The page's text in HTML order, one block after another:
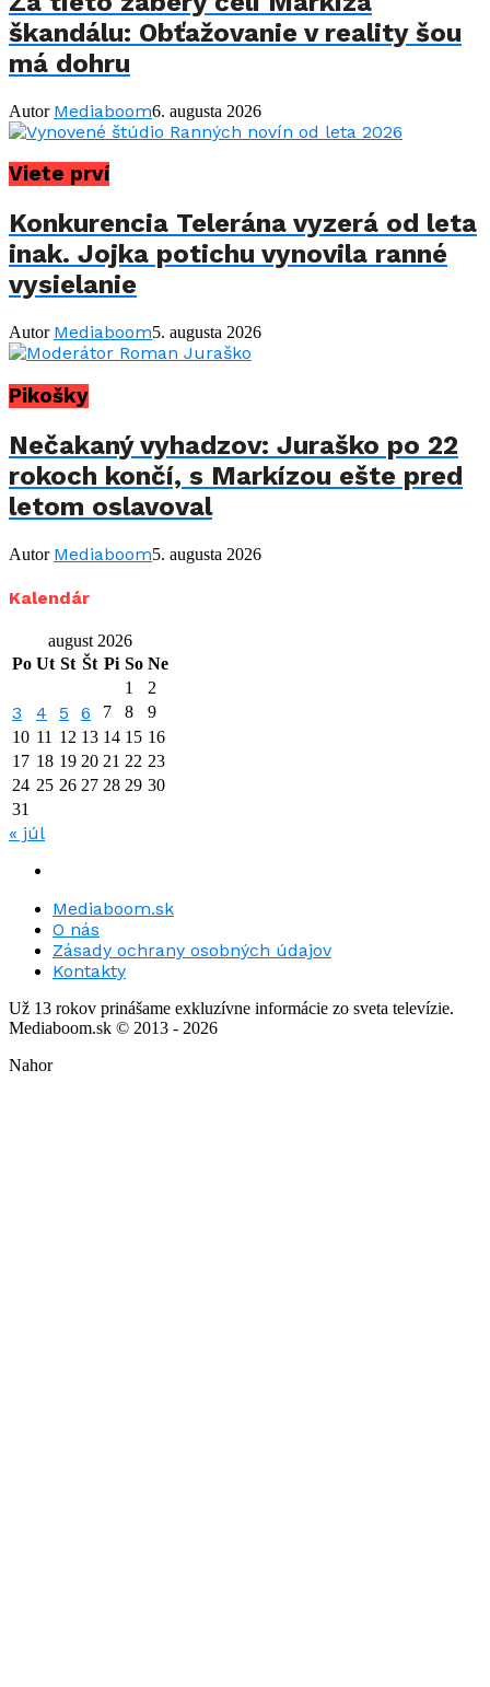
škandálu: Obťažovanie v reality šou
má dohru
Autor Mediaboom6. augusta 2026
Viete prví
Konkurencia Telerána vyzerá od leta
inak. Jojka potichu vynovila ranné
vysielanie
Autor Mediaboom5. augusta 2026
Pikošky
Nečakaný vyhadzov: Juraško po 22
rokoch končí, s Markízou ešte pred
letom oslavoval
Autor Mediaboom5. augusta 2026
Kalendár
august 2026
Po Ut St Št Pi So Ne
1
2
3 4 5 6 7 8
9
10 11 12 13 14 15 16
17 18 19 20 21 22 23
24 25 26 27 28 29 30
31
« júl
Mediaboom.sk
O nás
Zásady ochrany osobných údajov
Kontakty
Už 13 rokov prinášame exkluzívne informácie zo sveta televízie.
Mediaboom.sk © 2013 - 2026
Nahor